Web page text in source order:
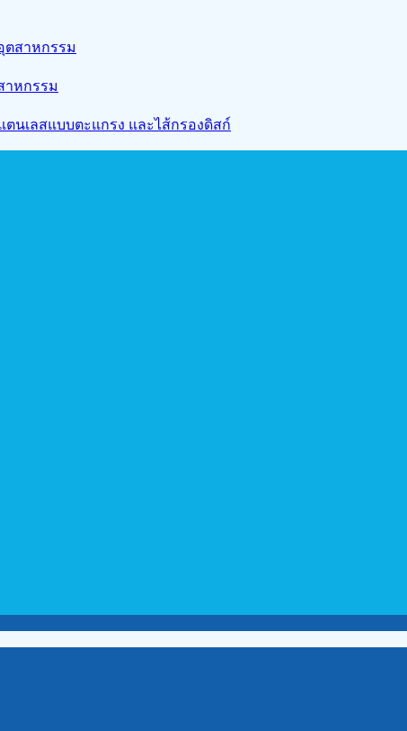
ตสาหกรรม
าหกรรม
ตนเลสแบบตะแกรง และไส้กรองดิสก์